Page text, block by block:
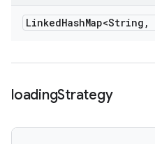
LinkedHashMap<String ,
loadingStrategy